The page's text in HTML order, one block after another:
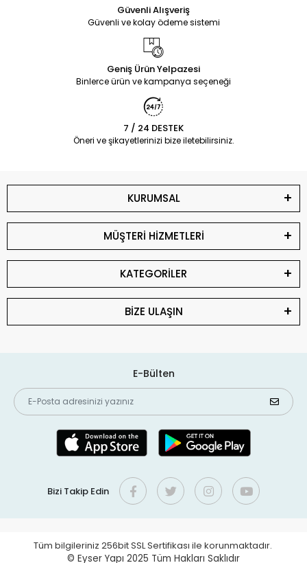
Güvenli Alışveriş
Güvenli ve kolay ödeme sistemi
Geniş Ürün Yelpazesi
Binlerce ürün ve kampanya seçeneği
7 / 24 DESTEK
Öneri ve şikayetlerinizi bize iletebilirsiniz.
KURUMSAL
MÜŞTERİ HİZMETLERİ
KATEGORİLER
BİZE ULAŞIN
E-Bülten
Bizi Takip Edin
Tüm bilgileriniz 256bit SSL Sertifikası ile korunmaktadır.
© Eyser Yapı 2025 Tüm Hakları Saklıdır